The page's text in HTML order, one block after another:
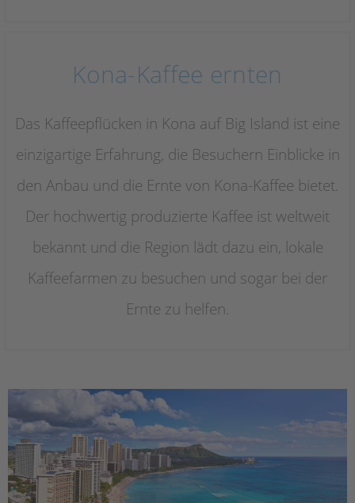
Kona-Kaffee ernten
Das Kaffeepflücken in Kona auf Big Island ist eine
einzigartige Erfahrung, die Besuchern Einblicke in
den Anbau und die Ernte von Kona-Kaffee bietet.
Der hochwertig produzierte Kaffee ist weltweit
bekannt und die Region lädt dazu ein, lokale
Kaffeefarmen zu besuchen und sogar bei der
Ernte zu helfen.